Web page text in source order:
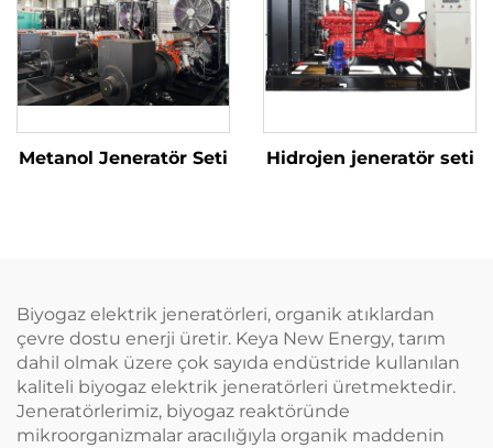
Metanol Jeneratör Seti Hidrojen jeneratör seti
Biyogaz elektrik jeneratörleri, organik atıklardan
çevre dostu enerji üretir. Keya New Energy, tarım
dahil olmak üzere çok sayıda endüstride kullanılan
kaliteli biyogaz elektrik jeneratörleri üretmektedir.
Jeneratörlerimiz, biyogaz reaktöründe
mikroorganizmalar aracılığıyla organik maddenin